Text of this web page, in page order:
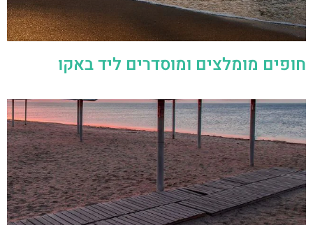
חופים מומלצים ומוסדרים ליד באקו